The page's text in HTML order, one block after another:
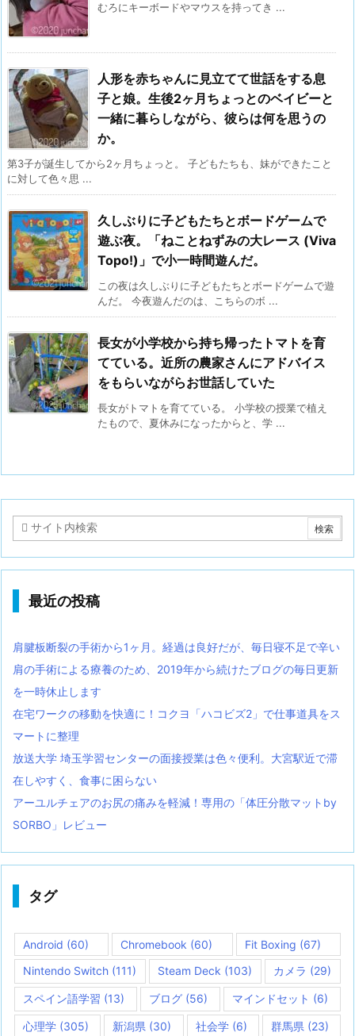
むろにキーボードやマウスを持ってき ...
人形を赤ちゃんに見立てて世話をする息
子と娘。生後2ヶ月ちょっとのベイビーと
一緒に暮らしながら、彼らは何を思うの
か。
第3子が誕生してから2ヶ月ちょっと。 子どもたちも、妹ができたこと
に対して色々思 ...
久しぶりに子どもたちとボードゲームで
遊ぶ夜。「ねことねずみの大レース (Viva
Topo!)」で小一時間遊んだ。
この夜は久しぶりに子どもたちとボードゲームで遊
んだ。 今夜遊んだのは、こちらのボ ...
長女が小学校から持ち帰ったトマトを育
てている。近所の農家さんにアドバイス
をもらいながらお世話していた
長女がトマトを育てている。 小学校の授業で植え
たもので、夏休みになったからと、学 ...
最近の投稿
肩腱板断裂の手術から1ヶ月。経過は良好だが、毎日寝不足で辛い
肩の手術による療養のため、2019年から続けたブログの毎日更新
を一時休止します
在宅ワークの移動を快適に！コクヨ「ハコビズ2」で仕事道具をス
マートに整理
放送大学 埼玉学習センターの面接授業は色々便利。大宮駅近で滞
在しやすく、食事に困らない
アーユルチェアのお尻の痛みを軽減！専用の「体圧分散マットby
SORBO」レビュー
タグ
Android (60) Chromebook (60) Fit Boxing (67)
Nintendo Switch (111) Steam Deck (103) カメラ (29)
スペイン語学習 (13) ブログ (56) マインドセット (6)
心理学 (305) 新潟県 (30) 社会学(6) 群馬県 (23)